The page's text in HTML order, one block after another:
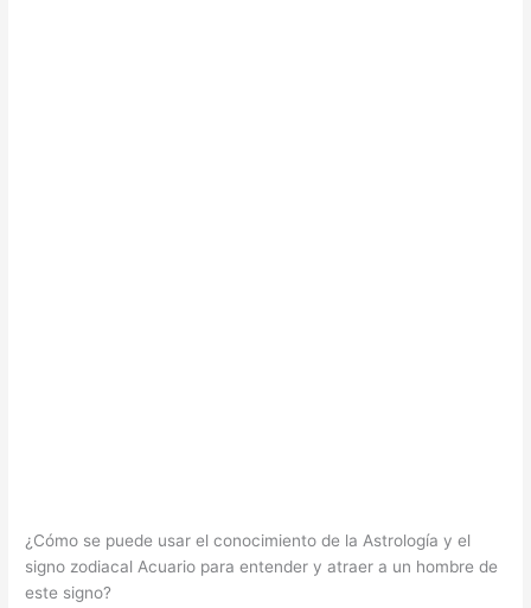
¿Cómo se puede usar el conocimiento de la Astrología y el
signo zodiacal Acuario para entender y atraer a un hombre de
este signo?